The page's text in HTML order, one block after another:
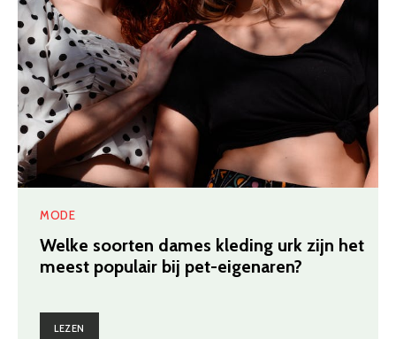
MODE
Welke soorten dames kleding urk zijn het
meest populair bij pet-eigenaren?
LEZEN